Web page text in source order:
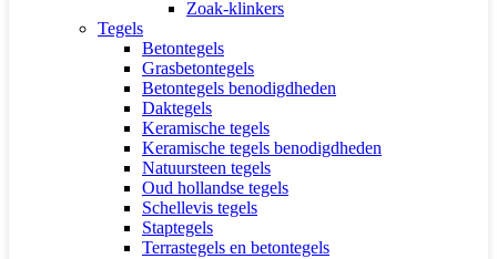
Zoak-klinkers
Tegels
Betontegels
Grasbetontegels
Betontegels benodigdheden
Daktegels
Keramische tegels
Keramische tegels benodigdheden
Natuursteen tegels
Oud hollandse tegels
Schellevis tegels
Staptegels
Terrastegels en betontegels